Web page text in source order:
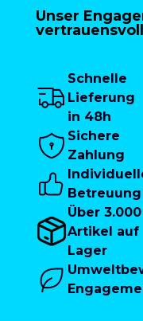
Unser
Schnelle
Lieferung
in 48h
Sichere
Zahlung
Betreuung
Über 3.000
Artikel auf
Lager